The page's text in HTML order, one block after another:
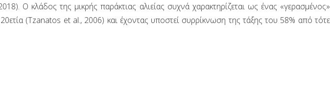
Ο κλάδος της μικρής παράκτιας αλιείας συχνά χαρακτηρίζεται ως ένας «γερασμένος»
(Tzanatos et al., 2006) και έχοντας υποστεί συρρίκνωση της τάξης του 58% από τότε